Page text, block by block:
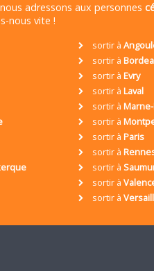
adressons aux personnes
nous vite !
sortir à
sortir à
sortir à Evry
sortir à Laval
sortir à
sortir à
sortir à Paris
sortir à
sortir à
sortir à
sortir à